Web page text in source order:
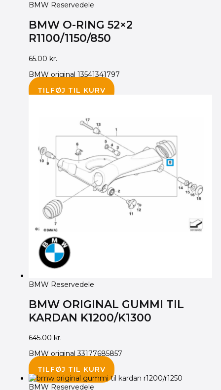
BMW Reservedele
BMW O-RING 52×2
R1100/1150/850
65.00 kr.
BMW original 13541341797
TILFØJ TIL KURV
BMW Reservedele
BMW ORIGINAL GUMMI TIL
KARDAN K1200/K1300
645.00 kr.
BMW original 33177685857
TILFØJ TIL KURV
BMW Reservedele